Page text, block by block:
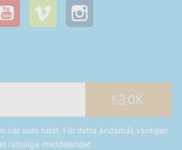
YouTube Vimeo
OK
när som helst. För detta ändamål, vänligen
rättsliga meddelandet.